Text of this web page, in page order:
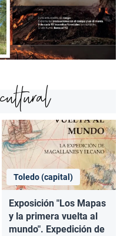
Toledo (capital)
Exposición "Los Mapas
y la primera vuelta al
mundo". Expedición de